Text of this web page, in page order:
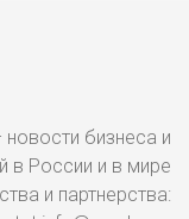
бизнеса и
в России и в мире
и партнерства: